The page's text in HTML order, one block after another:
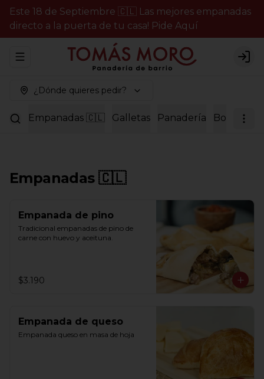
Este 18 de Septiembre 🇨🇱 Las mejores empanadas
directo a la puerta de tu casa! Pide Aquí
Abrir menu de navegación
¿Dónde quieres pedir?
Empanadas 🇨🇱 Galletas Panadería Bollería
Empanadas 🇨🇱
Empanada de pino
Tradicional empanadas de pino de
carne con huevo y aceituna.
$3.190
Empanada de queso
Empanada queso en masa de hoja